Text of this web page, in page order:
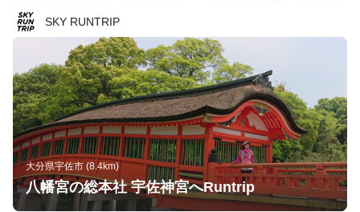
噴気・熱泥・熱湯などが噴出しており「地獄」と呼ばれて
きました。別府地獄めぐりはそれらの地獄を見学する温泉
巡りで、海地獄、血の池地獄、白池地獄、龍巻地獄は200
9年に国の名勝に指定されました。 亀川駅をスタートし
て、間欠泉が見れる龍巻地獄を目指し、その隣の血の池地
獄の赤い温泉を見たら、敷地内にある足湯で一休み。次に
3km弱ほど離れた鉄輪地区まで走って移動し、白池地獄、
鬼山地獄、かまど地獄で小休憩。少し離れた海地獄でのん
びりとスイーツ補給して、隣の鬼石坊主地獄で別府地獄め
ぐりは完了です。 これらはそれぞれ入場料が必要です
が、2000円で全て入れる共通観覧券がお得。また、鬼石
SKY RUNTRIP
大分県宇佐市 (8.4km)
八幡宮の総本社 宇佐神宮へRuntrip